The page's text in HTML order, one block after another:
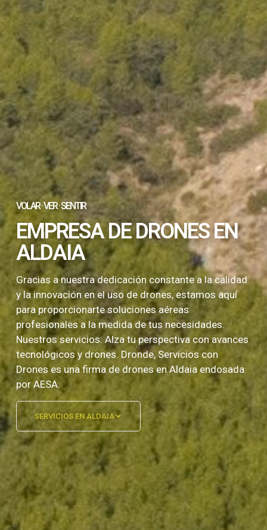
VOLAR · VER · SENTIR
EMPRESA DE DRONES EN
ALDAIA
Gracias a nuestra dedicación constante a la calidad
y la innovación en el uso de drones, estamos aquí
para proporcionarte soluciones aéreas
profesionales a la medida de tus necesidades.
Nuestros servicios: Alza tu perspectiva con avances
tecnológicos y drones. Dronde, Servicios con
Drones es una firma de drones en Aldaia endosada
por AESA.
SERVICIOS EN ALDAIA